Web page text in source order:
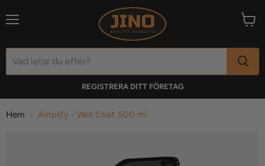
REGISTRERA DITT FÖRETAG
Hem Amplify - Wet Coat 500 ml